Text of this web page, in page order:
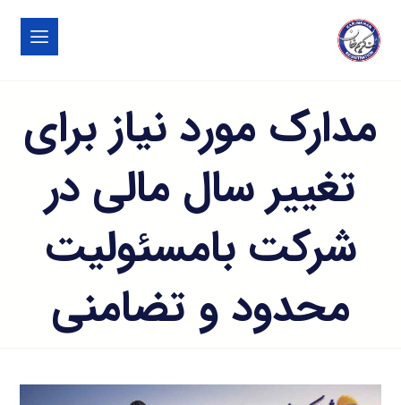
مدارک مورد نیاز برای
تغییر سال مالی در
شرکت بامسئولیت
محدود و تضامنی